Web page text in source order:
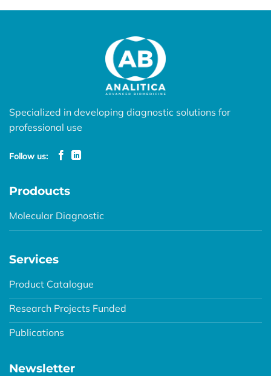
Specialized in developing diagnostic solutions for
professional use
Follow us:
Prodoucts
Molecular Diagnostic
Services
Product Catalogue
Research Projects Funded
Publications
Newsletter